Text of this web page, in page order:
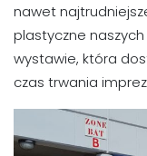
nawet
plastyczne
wystawie, która
czas trwania